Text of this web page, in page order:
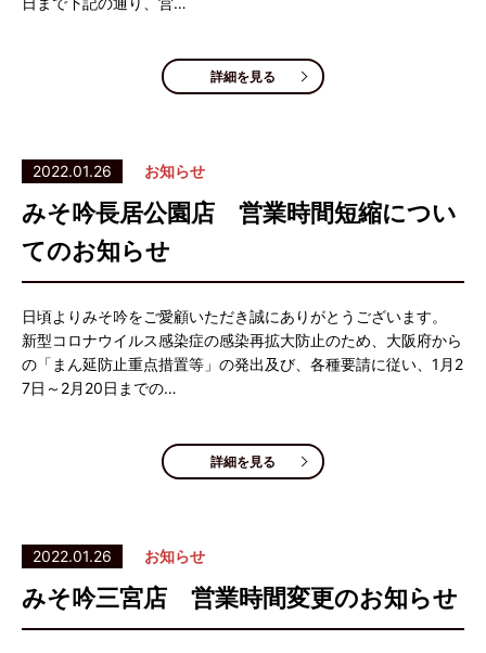
詳細を見る
2022.01.26 お知らせ
みそ吟長居公園店 営業時間短縮につい
てのお知らせ
日頃よりみそ吟をご愛顧いただき誠にありがとうございます。
新型コロナウイルス感染症の感染再拡大防止のため、大阪府から
の「まん延防止重点措置等」の発出及び、各種要請に従い、1月2
7日～2月20日までの…
詳細を見る
2022.01.26 お知らせ
みそ吟三宮店 営業時間変更のお知らせ